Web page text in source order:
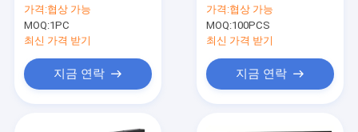
레이
가격:협상 가능
MOQ:1PC
최신 가격 받기
지금 연락
위한 23.1 인치
가격:협상 가능
MOQ:100PCS
최신 가격 받기
지금 연락